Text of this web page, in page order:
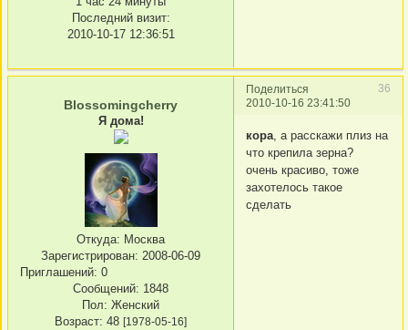
Последний визит:
2010-10-17 12:36:51
Поделиться
36
2010-10-16 23:41:50
Blossomingcherry
Я дома!
Откуда: Москва
Зарегистрирован: 2008-06-09
Приглашений: 0
Сообщений: 1848
Пол: Женский
Возраст: 48 [1978-05-16]
кора , а расскажи плиз на
что крепила зерна?
очень красиво, тоже
захотелось такое
сделать